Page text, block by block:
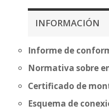
INFORMACIÓN
Informe de
Normativa sobre
Certificado de
Esquema de